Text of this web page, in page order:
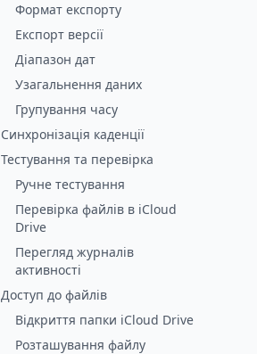
Формат експорту
Експорт версії
Діапазон дат
Узагальнення даних
Групування часу
Синхронізація каденції
Тестування та перевірка
Ручне тестування
Перевірка файлів в iCloud
Drive
Перегляд журналів
активності
Доступ до файлів
Відкриття папки iCloud Drive
Розташування файлу